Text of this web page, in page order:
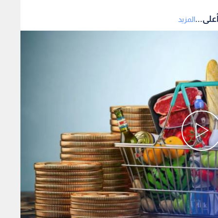
المزيد